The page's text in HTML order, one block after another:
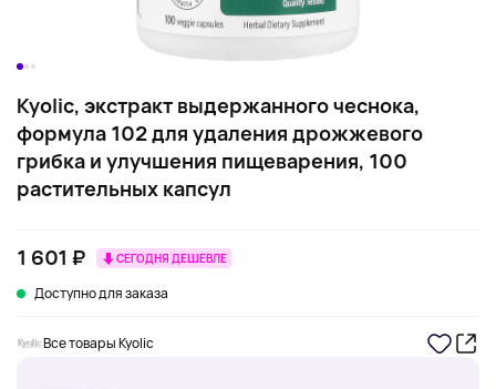
Kyolic, экстракт выдержанного чеснока,
формула 102 для удаления дрожжевого
грибка и улучшения пищеварения, 100
растительных капсул
1 601 ₽ СЕГОДНЯ ДЕШЕВЛЕ
Доступно для заказа
Все товары Kyolic